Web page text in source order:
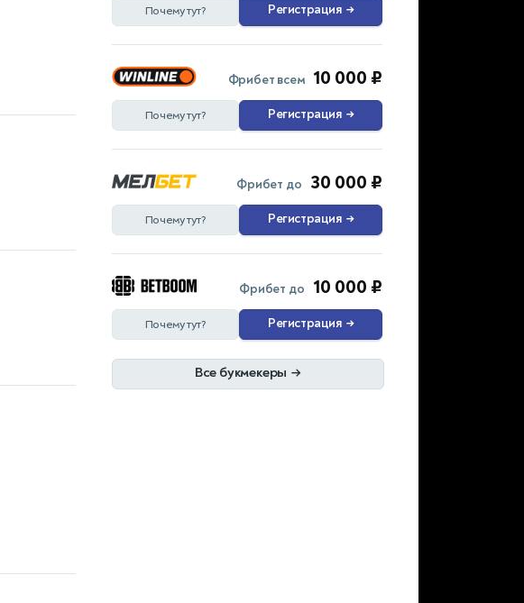
Почему тут? Регистрация →
Фрибет всем 10 000 ₽
Почему тут? Регистрация →
Фрибет до 30 000 ₽
Почему тут? Регистрация →
Фрибет до 10 000 ₽
Почему тут? Регистрация →
Все букмекеры →